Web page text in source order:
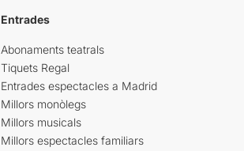
Entrades
Abonaments teatrals
Tiquets Regal
Entrades espectacles a Madrid
Millors monòlegs
Millors musicals
Millors espectacles familiars